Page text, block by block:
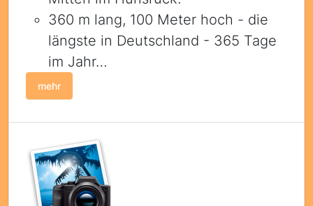
360 m lang, 100 Meter hoch - die
längste in Deutschland - 365 Tage
im Jahr…
mehr